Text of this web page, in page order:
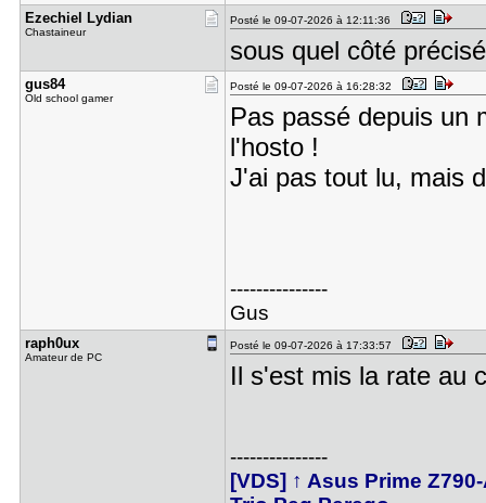
Ezechiel L​ydian
Chastaineur
Posté le 09-07-2026 à 12:11:36
sous quel côté
gus84
Old school gamer
Posté le 09-07-2026 à 16:28:32
Pas passé depuis un
l'hosto !
J'ai pas tout lu, mais
---------------
Gus
raph0ux
Amateur de PC
Posté le 09-07-2026 à 17:33:57
Il s'est mis la rate au
---------------
[VDS] ↑ Asus Prime